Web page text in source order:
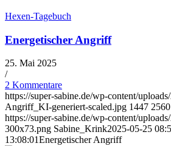
Hexen-Tagebuch
Energetischer Angriff
25. Mai 2025
/
2 Kommentare
https://super-sabine.de/wp-content/
Angriff_KI-generiert-scaled.jpg 1447 2560
https://super-sabine.de/wp-content/
300x73.png Sabine_Krink2025-05-25
13:08:01Energetischer Angriff